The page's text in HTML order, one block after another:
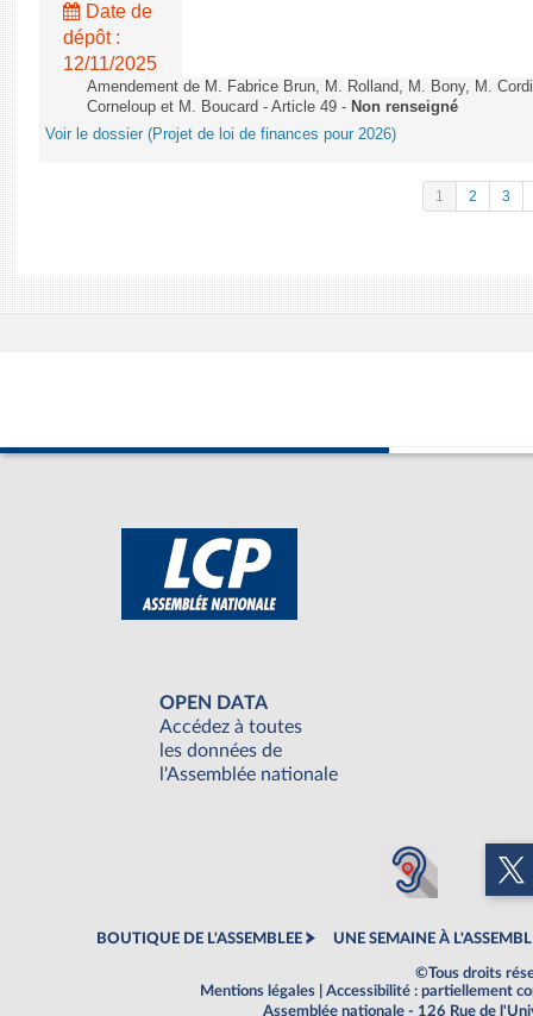
Date de
dépôt :
12/11/2025
Amendement de M. Fabrice Brun, M. Rolland, M. Bony, M.
Corneloup et M. Boucard - Article 49 - Non renseigné
Voir le dossier (Projet de loi de finances pour 2026)
1 2 3
OPEN DATA
Accédez à toutes
les données de
l'Assemblée nationale
BOUTIQUE DE L'ASSEMBLEE UNE SEMAINE À
©Tous droits
Mentions légales
Accessibilité : partiellement
Assemblée nationale - 126 Rue de